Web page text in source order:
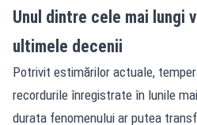
Unul dintre cele mai lungi
ultimele decenii
Potrivit estimărilor actuale,
recordurile înregistrate în lunile
durata fenomenului ar putea